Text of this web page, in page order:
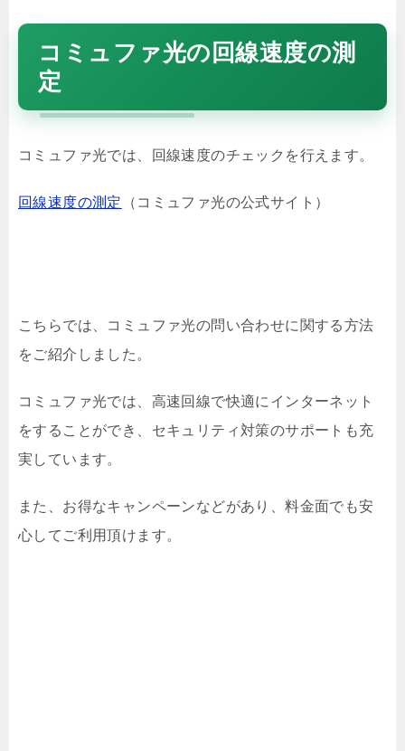
コミュファ光の回線速度の測
定
コミュファ光では、回線速度のチェックを行えます。
回線速度の測定 （コミュファ光の公式サイト）
こちらでは、コミュファ光の問い合わせに関する方法
をご紹介しました。
コミュファ光では、高速回線で快適にインターネット
をすることができ、セキュリティ対策のサポートも充
実しています。
また、お得なキャンペーンなどがあり、料金面でも安
心してご利用頂けます。